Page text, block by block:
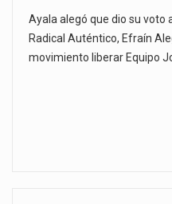
Ayala alegó que dio su voto
Radical Auténtico, Efraín
movimiento liberar Equipo